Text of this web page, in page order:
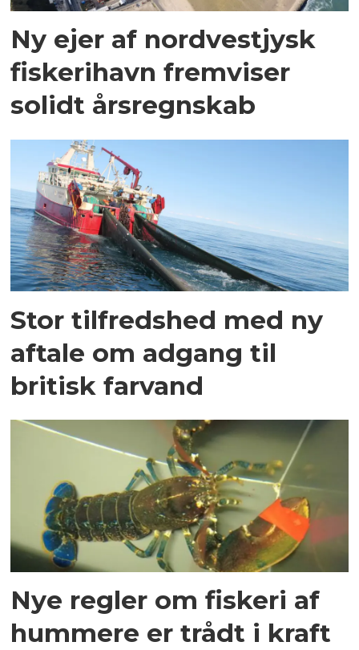
Ny ejer af nordvestjysk
fiskerihavn fremviser
solidt årsregnskab
Stor tilfredshed med ny
aftale om adgang til
britisk farvand
Nye regler om fiskeri af
hummere er trådt i kraft